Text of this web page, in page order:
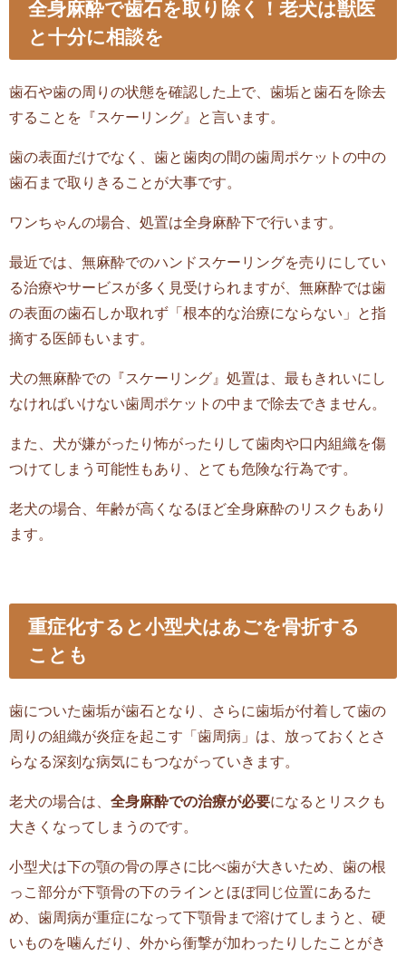
全身麻酔で歯石を取り除く！老犬は獣医
と十分に相談を
歯石や歯の周りの状態を確認した上で、歯垢と歯石を除去
することを『スケーリング』と言います。
歯の表面だけでなく、歯と歯肉の間の歯周ポケットの中の
歯石まで取りきることが大事です。
ワンちゃんの場合、処置は全身麻酔下で行います。
最近では、無麻酔でのハンドスケーリングを売りにしてい
る治療やサービスが多く見受けられますが、無麻酔では歯
の表面の歯石しか取れず「根本的な治療にならない」と指
摘する医師もいます。
犬の無麻酔での『スケーリング』処置は、最もきれいにし
なければいけない歯周ポケットの中まで除去できません。
また、犬が嫌がったり怖がったりして歯肉や口内組織を傷
つけてしまう可能性もあり、とても危険な行為です。
老犬の場合、年齢が高くなるほど全身麻酔のリスクもあり
ます。
重症化すると小型犬はあごを骨折する
ことも
歯についた歯垢が歯石となり、さらに歯垢が付着して歯の
周りの組織が炎症を起こす「歯周病」は、放っておくとさ
らなる深刻な病気にもつながっていきます。
老犬の場合は、 全身麻酔での治療が必要になるとリスクも
大きくなってしまうのです。
小型犬は下の顎の骨の厚さに比べ歯が大きいため、歯の根
っこ部分が下顎骨の下のラインとほぼ同じ位置にあるた
め、歯周病が重症になって下顎骨まで溶けてしまうと、硬
いものを噛んだり、外から衝撃が加わったりしたことがき